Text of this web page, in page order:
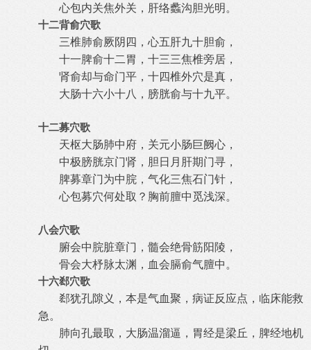
心包内关焦外关，肝络蠡沟胆光明。
十二背俞穴歌
三椎肺俞厥阴四，心五肝九十胆俞，
十一脾俞十二胃，十三三焦椎旁居，
肾俞却与命门平，十四椎外穴是真，
大肠十六小十八，膀胱俞与十九平。
十二募穴歌
天枢大肠肺中府，关元小肠巨阙心，
中极膀胱京门肾，胆日月肝期门寻，
脾募章门为中脘，气化三焦石门针，
心包募穴何处取？胸前膻中觅浅深。
八会穴歌
腑会中脘脏章门，髓会绝骨筋阳陵，
骨会大杼脉太渊，血会膈俞气膻中。
十六郄穴歌
郄犹孔隙义，本是气血聚，病证反应点，临床能救
急。
肺向孔最取，大肠温溜逼，胃经是梁丘，脾经地机